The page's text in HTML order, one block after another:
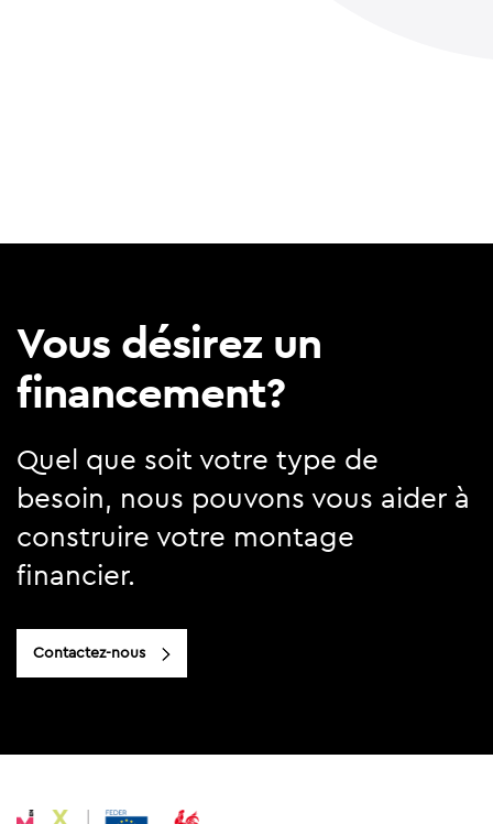
Vous désirez un
financement?
Quel que soit votre type de
besoin, nous pouvons vous aider à
construire votre montage
financier.
Contactez-nous